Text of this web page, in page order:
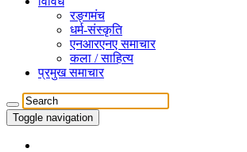
रङ्गमंच
धर्म-संस्कृति
एनआरएनए समाचार
कला / साहित्य
प्रमुख समाचार
Toggle navigation